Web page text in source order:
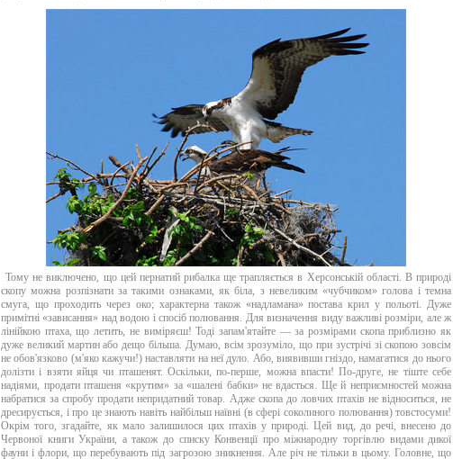
Тому не виключено, що цей пернатий рибалка ще трапляється в Херсонській області. В природі
скопу можна розпізнати за такими ознаками, як біла, з невеликим «чубчиком» голова і темна
смуга, що проходить через око; характерна також «надламана» постава крил у польоті. Дуже
примітні «зависання» над водою і спосіб полювання. Для визначення виду важливі розміри, але ж
лінійкою птаха, що летить, не виміряєш! Тоді запам'ятайте — за розмірами скопа приблизно як
дуже великий мартин або дещо більша. Думаю, всім зрозуміло, що при зустрічі зі скопою зовсім
не обов'язково (м'яко кажучи!) наставляти на неї дуло. Або, виявивши гніздо, намагатися до нього
долізти і взяти яйця чи пташенят. Оскільки, по-перше, можна впасти! По-друге, не тіште себе
надіями, продати пташеня «крутим» за «шалені бабки» не вдасться. Ще й неприємностей можна
набратися за спробу продати непридатний товар. Адже скопа до ловчих птахів не відноситься, не
дресирується, і про це знають навіть найбільш наївні (в сфері соколиного полювання) товстосуми!
Окрім того, згадайте, як мало залишилося цих птахів у природі. Цей вид, до речі, внесено до
Червоної книги України, а також до списку Конвенції про міжнародну торгівлю видами дикої
фауни і флори, що перебувають під загрозою зникнення. Але річ не тільки в цьому. Головне, що